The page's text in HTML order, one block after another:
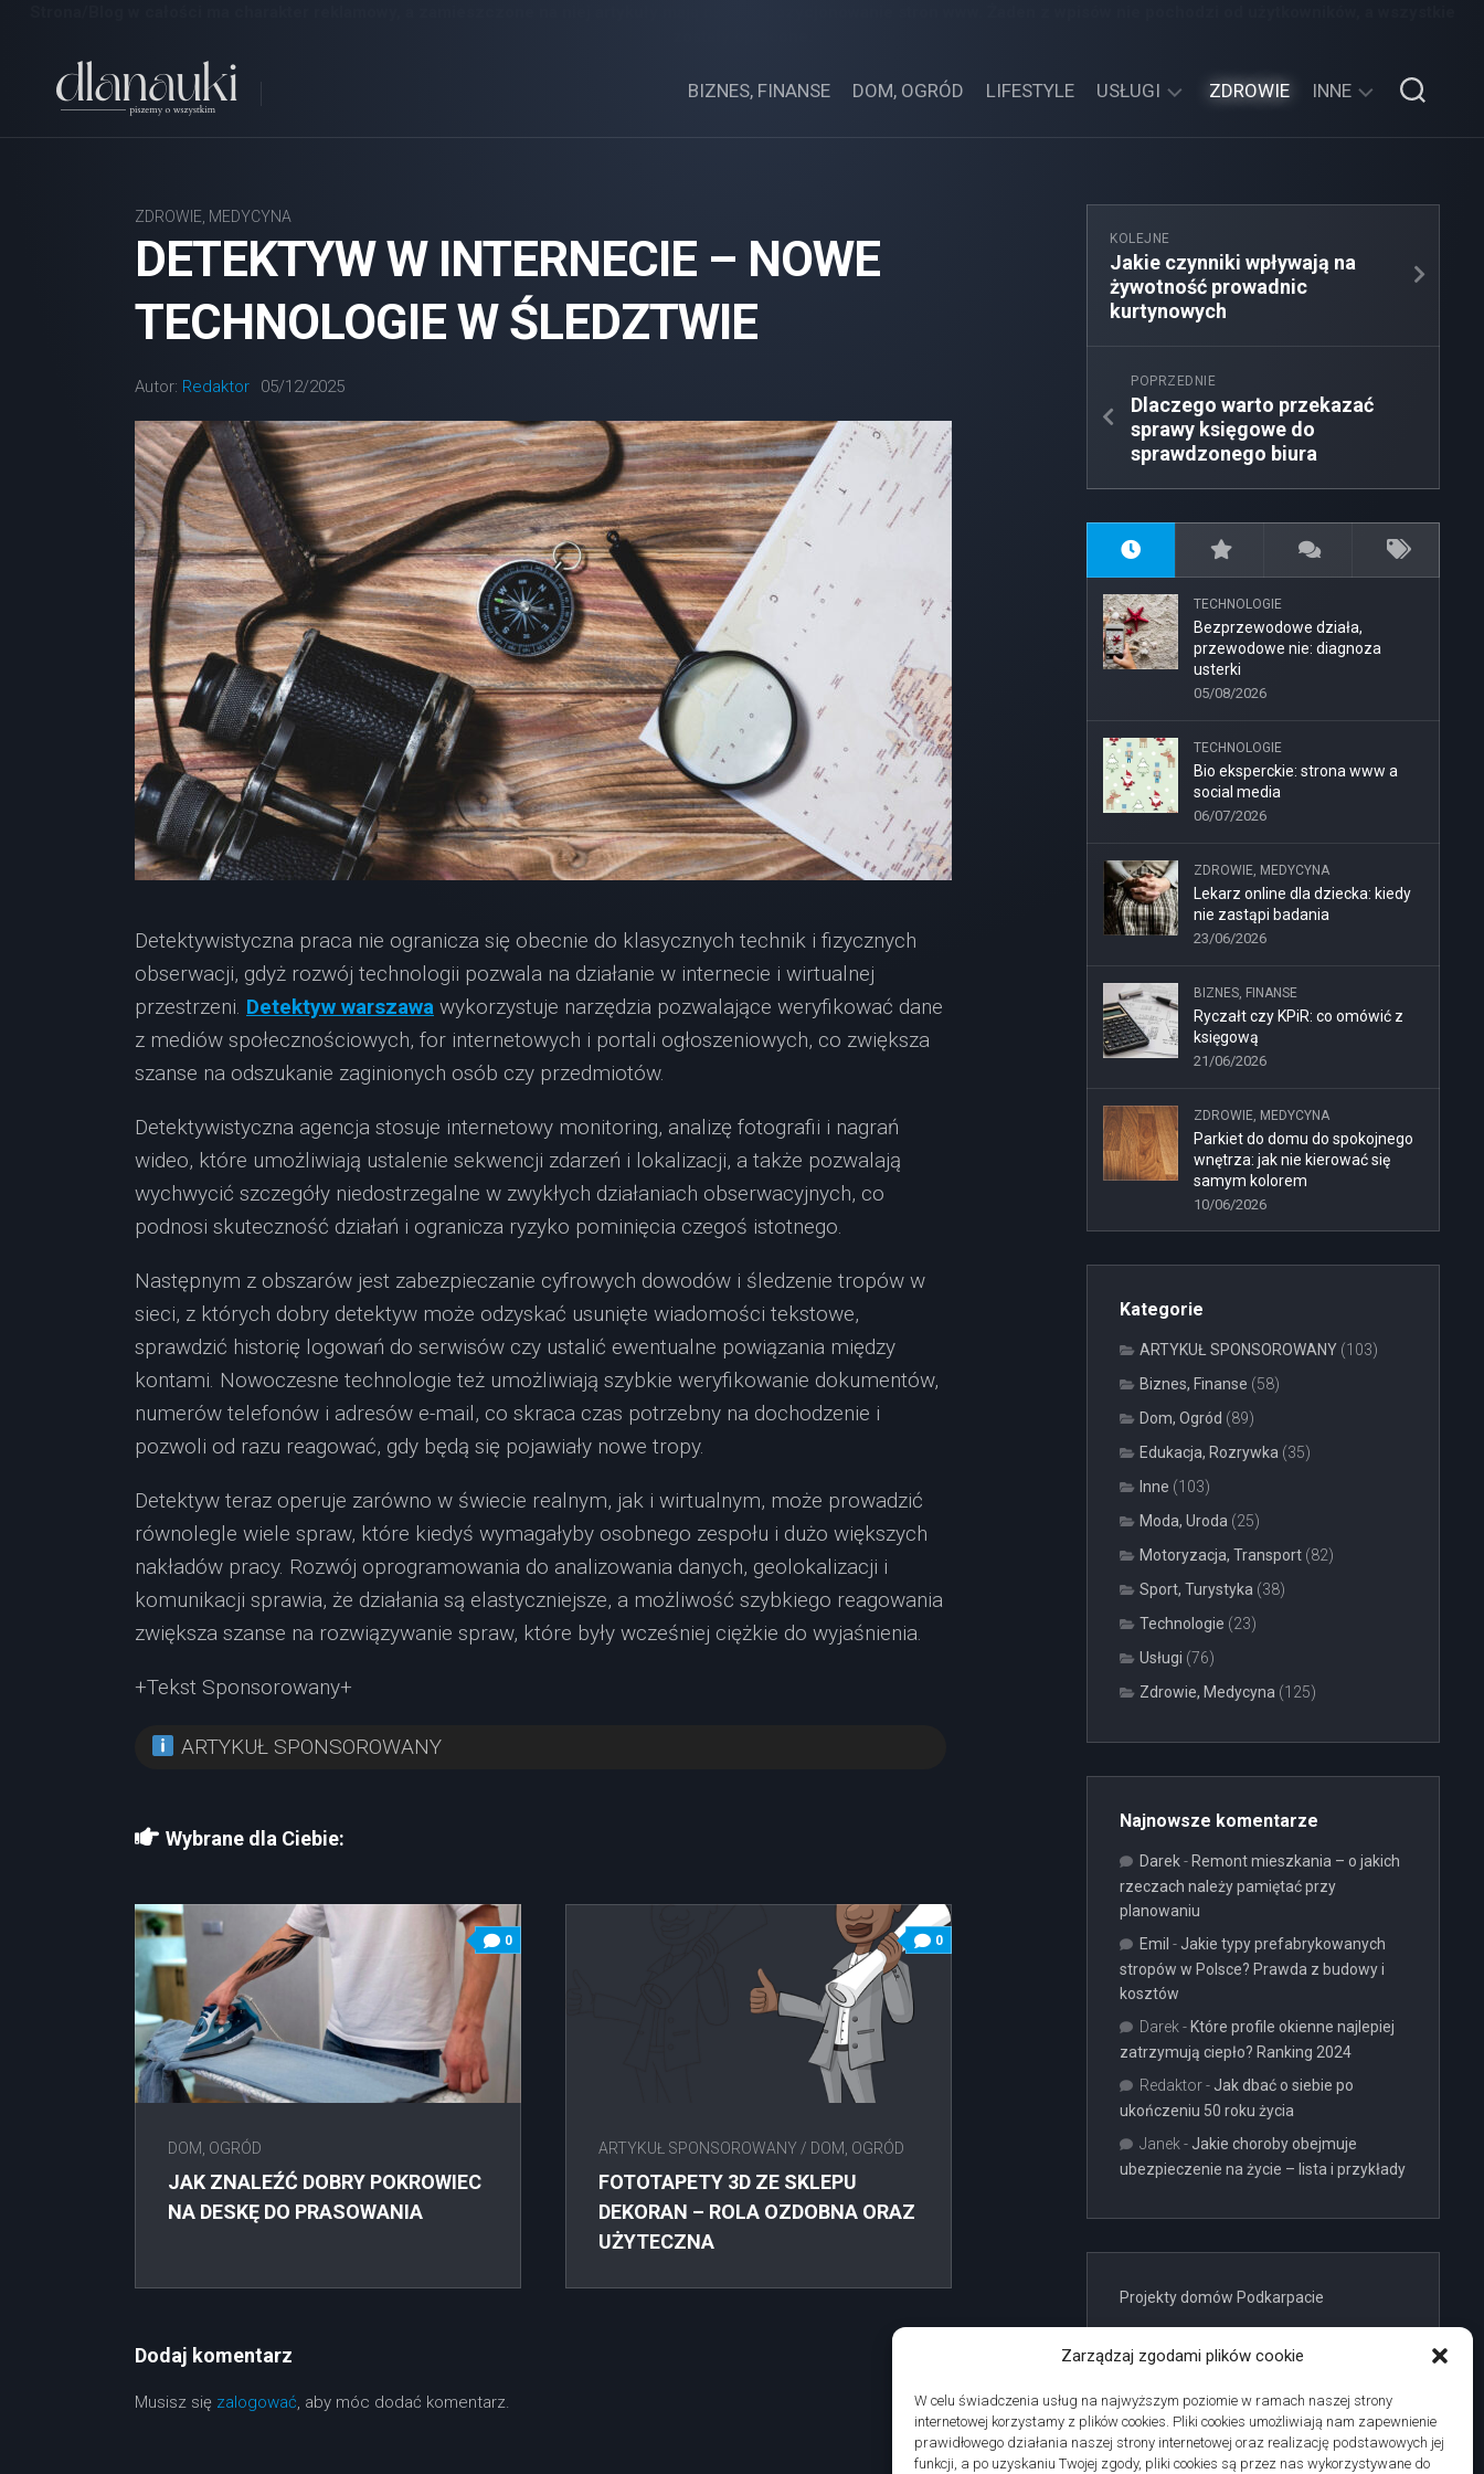
Zarządzaj zgodami plików cookie
W celu świadczenia usług na najwyższym poziomie w ramach naszej strony
internetowej korzystamy z plików cookies. Pliki cookies umożliwiają nam zapewnienie
prawidłowego działania naszej strony internetowej oraz realizację podstawowych jej
funkcji, a po uzyskaniu Twojej zgody, pliki cookies są przez nas wykorzystywane do
BIZNES, FINANSE DOM, OGRÓD LIFESTYLE USŁUGI ZDROWIE INNE
ZDROWIE, MEDYCYNA
DETEKTYW W INTERNECIE – NOWE
TECHNOLOGIE W ŚLEDZTWIE
Autor: Redaktor 05/12/2025
Detektywistyczna praca nie ogranicza się obecnie do klasycznych technik i fizycznych
obserwacji, gdyż rozwój technologii pozwala na działanie w internecie i wirtualnej
przestrzeni. Detektyw warszawa wykorzystuje narzędzia pozwalające weryfikować dane
z mediów społecznościowych, for internetowych i portali ogłoszeniowych, co zwiększa
szanse na odszukanie zaginionych osób czy przedmiotów.
Detektywistyczna agencja stosuje internetowy monitoring, analizę fotografii i nagrań
wideo, które umożliwiają ustalenie sekwencji zdarzeń i lokalizacji, a także pozwalają
wychwycić szczegóły niedostrzegalne w zwykłych działaniach obserwacyjnych, co
podnosi skuteczność działań i ogranicza ryzyko pominięcia czegoś istotnego.
Następnym z obszarów jest zabezpieczanie cyfrowych dowodów i śledzenie tropów w
sieci, z których dobry detektyw może odzyskać usunięte wiadomości tekstowe,
sprawdzić historię logowań do serwisów czy ustalić ewentualne powiązania między
kontami. Nowoczesne technologie też umożliwiają szybkie weryfikowanie dokumentów,
numerów telefonów i adresów e-mail, co skraca czas potrzebny na dochodzenie i
pozwoli od razu reagować, gdy będą się pojawiały nowe tropy.
Detektyw teraz operuje zarówno w świecie realnym, jak i wirtualnym, może prowadzić
równolegle wiele spraw, które kiedyś wymagałyby osobnego zespołu i dużo większych
nakładów pracy. Rozwój oprogramowania do analizowania danych, geolokalizacji i
komunikacji sprawia, że działania są elastyczniejsze, a możliwość szybkiego reagowania
zwiększa szanse na rozwiązywanie spraw, które były wcześniej ciężkie do wyjaśnienia.
+Tekst Sponsorowany+
ARTYKUŁ SPONSOROWANY
Wybrane dla Ciebie:
0
DOM, OGRÓD
JAK ZNALEŹĆ DOBRY POKROWIEC
NA DESKĘ DO PRASOWANIA
0
ARTYKUŁ SPONSOROWANY / DOM, OGRÓD
FOTOTAPETY 3D ZE SKLEPU
DEKORAN – ROLA OZDOBNA ORAZ
UŻYTECZNA
Dodaj komentarz
Musisz się zalogować, aby móc dodać komentarz.
KOLEJNE
Jakie czynniki wpływają na
żywotność prowadnic
kurtynowych
POPRZEDNIE
Dlaczego warto przekazać
sprawy księgowe do
sprawdzonego biura
TECHNOLOGIE
Bezprzewodowe działa,
przewodowe nie: diagnoza
usterki
05/08/2026
TECHNOLOGIE
Bio eksperckie: strona www a
social media
06/07/2026
ZDROWIE, MEDYCYNA
Lekarz online dla dziecka: kiedy
nie zastąpi badania
23/06/2026
BIZNES, FINANSE
Ryczałt czy KPiR: co omówić z
księgową
21/06/2026
ZDROWIE, MEDYCYNA
Parkiet do domu do spokojnego
wnętrza: jak nie kierować się
samym kolorem
10/06/2026
Kategorie
ARTYKUŁ SPONSOROWANY (103)
Biznes, Finanse (58)
Dom, Ogród (89)
Edukacja, Rozrywka (35)
Inne (103)
Moda, Uroda (25)
Motoryzacja, Transport (82)
Sport, Turystyka (38)
Technologie (23)
Usługi (76)
Zdrowie, Medycyna (125)
Najnowsze komentarze
Darek- Remont mieszkania – o jakich
rzeczach należy pamiętać przy
planowaniu
Emil - Jakie typy prefabrykowanych
stropów w Polsce? Prawda z budowy i
kosztów
Darek - Które profile okienne najlepiej
zatrzymują ciepło? Ranking 2024
Redaktor- Jak dbać o siebie po
ukończeniu 50 roku życia
Janek - Jakie choroby obejmuje
ubezpieczenie na życie – lista i przykłady
Projekty domów Podkarpacie
linki z nap